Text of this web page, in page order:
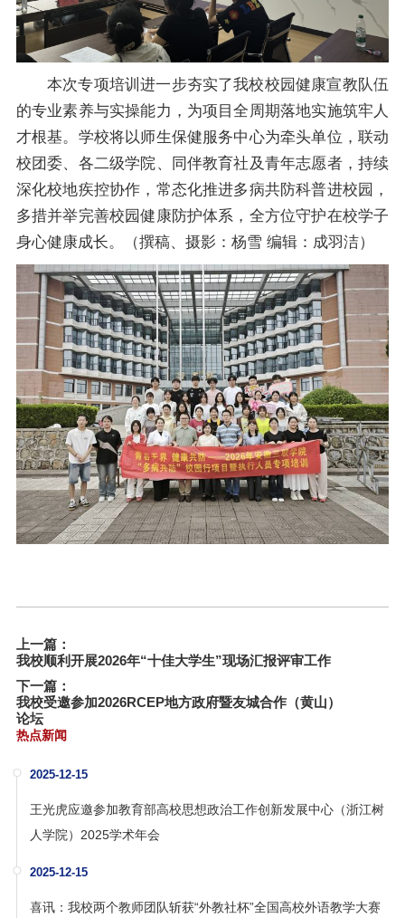
本次专项培训进一步夯实了我校校园健康宣教队伍
的专业素养与实操能力，为项目全周期落地实施筑牢人
才根基。学校将以师生保健服务中心为牵头单位，联动
校团委、各二级学院、同伴教育社及青年志愿者，持续
深化校地疾控协作，常态化推进多病共防科普进校园，
多措并举完善校园健康防护体系，全方位守护在校学子
身心健康成长。（撰稿、摄影：杨雪 编辑：成羽洁）
上一篇：
我校顺利开展2026年“十佳大学生”现场汇报评审工作
下一篇：
我校受邀参加2026RCEP地方政府暨友城合作（黄山）
论坛
热点新闻
2025-12-15
王光虎应邀参加教育部高校思想政治工作创新发展中心（浙江树
人学院）2025学术年会
2025-12-15
喜讯：我校两个教师团队斩获“外教社杯”全国高校外语教学大赛